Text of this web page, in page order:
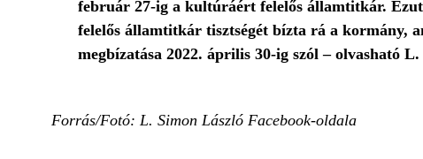
február 27-ig a kultúráért felelős államtitkár.
felelős államtitkár tisztségét bízta rá a kormány,
megbízatása 2022. április 30-ig szól – olvasható
Forrás/Fotó: L. Simon László Facebook-oldala